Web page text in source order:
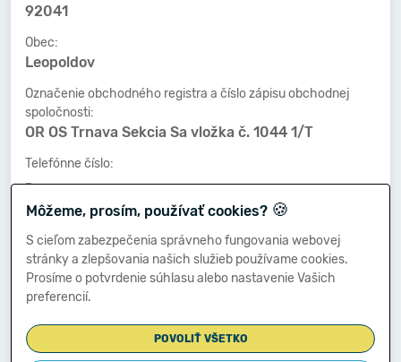
92041
Obec:
Leopoldov
Označenie obchodného registra a číslo zápisu obchodnej
spoločnosti:
OR OS Trnava Sekcia Sa vložka č. 1044 1/T
Telefónne číslo:
-
Faxové číslo:
-
E-mailová adresa:
-
Zostavená dňa:
Môžeme, prosím, používať cookies? 🍪
S cieľom zabezpečenia správneho fungovania webovej
stránky a zlepšovania našich služieb používame cookies.
Prosíme o potvrdenie súhlasu alebo nastavenie Vašich
preferencií.
POVOLIŤ VŠETKO